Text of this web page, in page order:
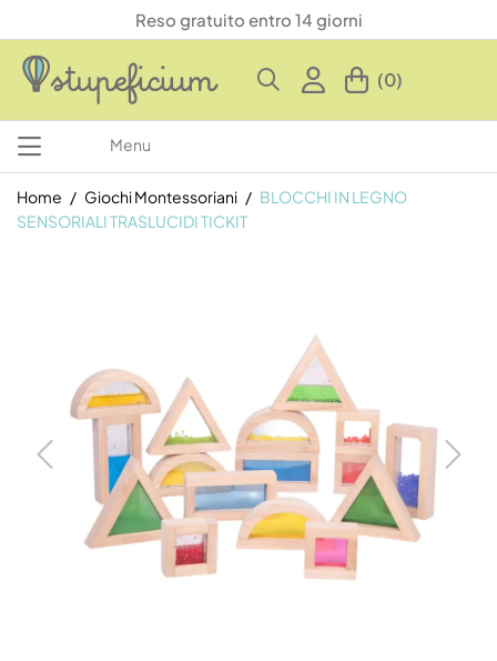
Reso gratuito entro 14 giorni
(0)
Menu
Home Giochi Montessoriani
BLOCCHI IN LEGNO
SENSORIALI TRASLUCIDI TICKIT